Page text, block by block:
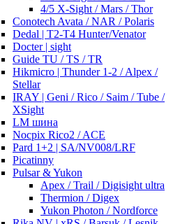
4/5 X-Sight / Mars / Thor
Conotech Avata / NAR / Polaris
Dedal | T2-T4 Hunter/Venator
Docter | sight
Guide TU / TS / TR
Hikmicro | Thunder 1-2 / Alpex /
Stellar
IRAY | Geni / Rico / Saim / Tube /
XSight
LM шина
Nocpix Rico2 / ACE
Pard 1+2 | SA/NV008/LRF
Picatinny
Pulsar & Yukon
Apex / Trail / Digisight ultra
Thermion / Digex
Yukon Photon / Nordforce